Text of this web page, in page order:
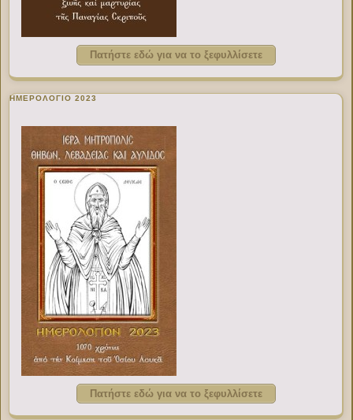
Πατήστε εδώ για να το ξεφυλλίσετε
ΗΜΕΡΟΛΟΓΙΟ 2023
Πατήστε εδώ για να το ξεφυλλίσετε